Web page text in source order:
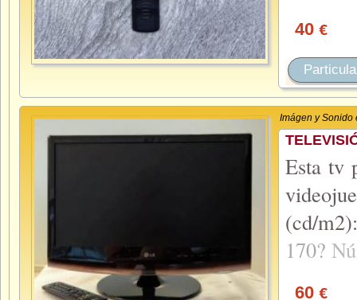
40 €
Imágen y Sonido
Esta tv
(cd/
170?
60 €